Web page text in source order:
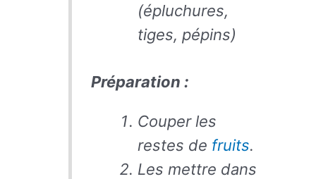
(épluchures,
tiges, pépins)
Préparation :
Couper les
restes de fruits.
Les mettre dans